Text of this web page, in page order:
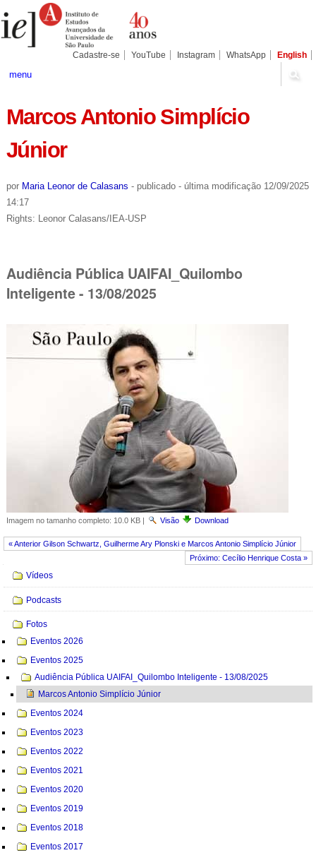
para
conteúdo.
Pessoais
Cadastre-se YouTube Instagram WhatsApp English
menu
Marcos Antonio Simplício
Júnior
por Maria Leonor de Calasans - publicado - última modificação12/09/2025
14:17
Rights: Leonor Calasans/IEA-USP
Audiência Pública UAIFAI_Quilombo
Inteligente - 13/08/2025
Imagem no tamanho completo: 10.0 KB| Visão Download
« Anterior Gilson Schwartz, Guilherme Ary Plonski e Marcos Antonio Simplício Júnior
Próximo: Cecílio Henrique Costa »
Navegação
Vídeos
Podcasts
Fotos
Eventos 2026
Eventos 2025
Audiência Pública UAIFAI_Quilombo Inteligente - 13/08/2025
Marcos Antonio Simplício Júnior
Eventos 2024
Eventos 2023
Eventos 2022
Eventos 2021
Eventos 2020
Eventos 2019
Eventos 2018
Eventos 2017